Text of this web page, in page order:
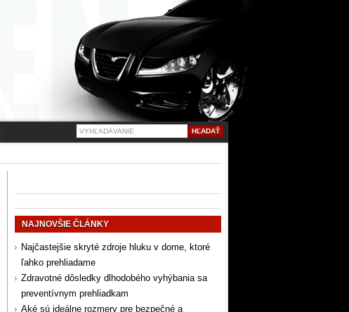
NAJNOVŠIE ČLÁNKY
Najčastejšie skryté zdroje hluku v dome, ktoré
ľahko prehliadame
Zdravotné dôsledky dlhodobého vyhýbania sa
preventívnym prehliadkam
Aké sú ideálne rozmery pre bezpečné a